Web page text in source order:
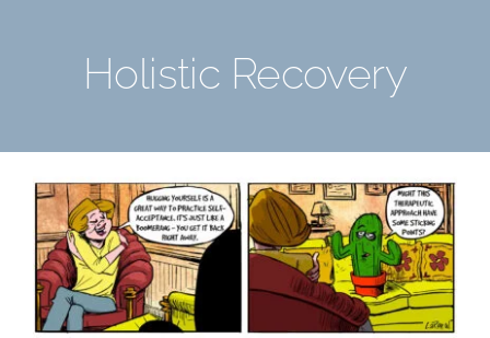
Holistic Recovery